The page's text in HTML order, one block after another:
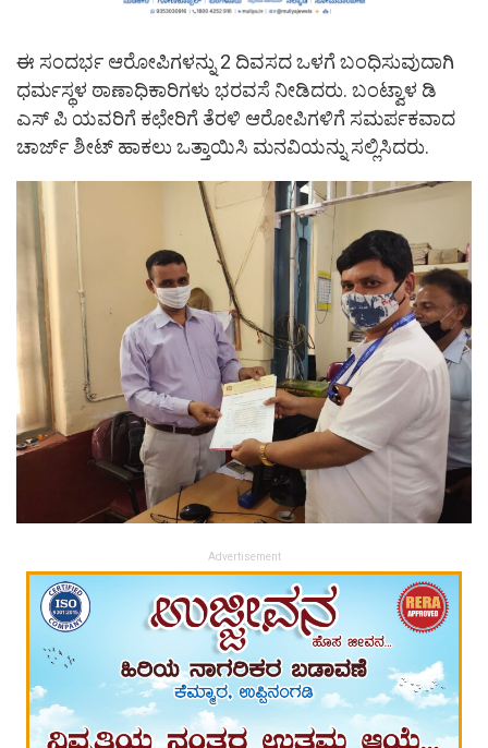
ಈ ಸಂದರ್ಭ ಆರೋಪಿಗಳನ್ನು 2 ದಿವಸದ ಒಳಗೆ ಬಂಧಿಸುವುದಾಗಿ
ಧರ್ಮಸ್ಥಳ ಠಾಣಾಧಿಕಾರಿಗಳು ಭರವಸೆ ನೀಡಿದರು. ಬಂಟ್ವಾಳ ಡಿ
ಎಸ್ ಪಿ ಯವರಿಗೆ ಕಛೇರಿಗೆ ತೆರಳಿ ಆರೋಪಿಗಳಿಗೆ ಸಮರ್ಪಕವಾದ
ಚಾರ್ಜ್ ಶೀಟ್ ಹಾಕಲು ಒತ್ತಾಯಿಸಿ ಮನವಿಯನ್ನು ಸಲ್ಲಿಸಿದರು.
Advertisement